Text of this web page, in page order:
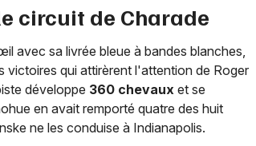
Je m'abonne
circuit de Charade
avec sa livrée bleue à bandes blanches,
victoires qui attirèrent l'attention de Roger
développe 360 chevaux et se
en avait remporté quatre des huit
ne les conduise à Indianapolis.